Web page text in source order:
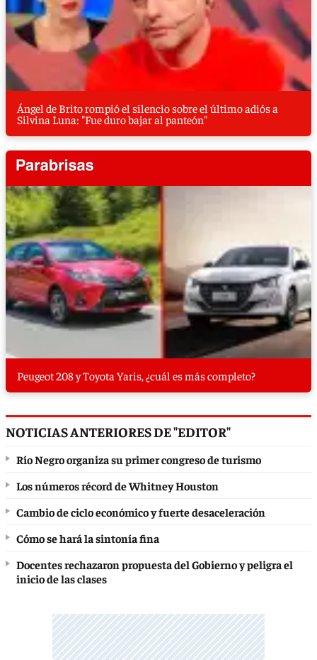
Ángel de Brito rompió el silencio sobre el último adiós a
Silvina Luna: "Fue duro bajar al panteón"
Peugeot 208 y Toyota Yaris, ¿cuál es más completo?
NOTICIAS ANTERIORES DE "EDITOR"
Río Negro organiza su primer congreso de turismo
Los números récord de Whitney Houston
Cambio de ciclo económico y fuerte desaceleración
Cómo se hará la sintonía fina
Docentes rechazaron propuesta del Gobierno y peligra el
inicio de las clases